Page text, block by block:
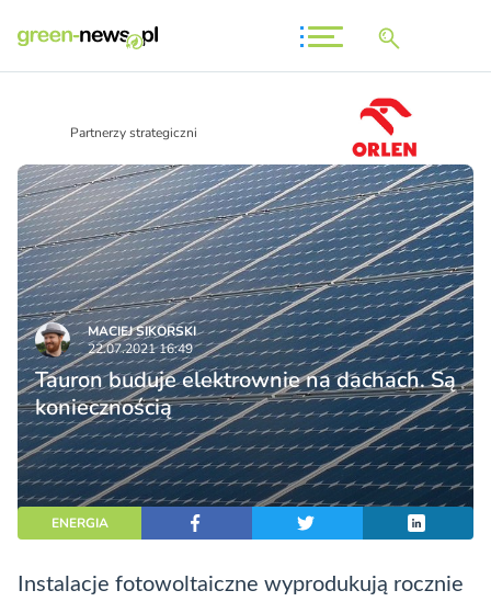
Partnerzy strategiczni
MACIEJ SIKORSKI
22.07.2021 16:49
Tauron buduje elektrownie na dachach. Są
koniecznością
ENERGIA
Instalacje fotowoltaiczne wyprodukują rocznie